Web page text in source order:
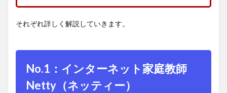
指導 テ
ル【出
5
No.4：オ
それぞれ詳しく解説していきます。
No.1：インターネット家庭教師
Netty（ネッティー）